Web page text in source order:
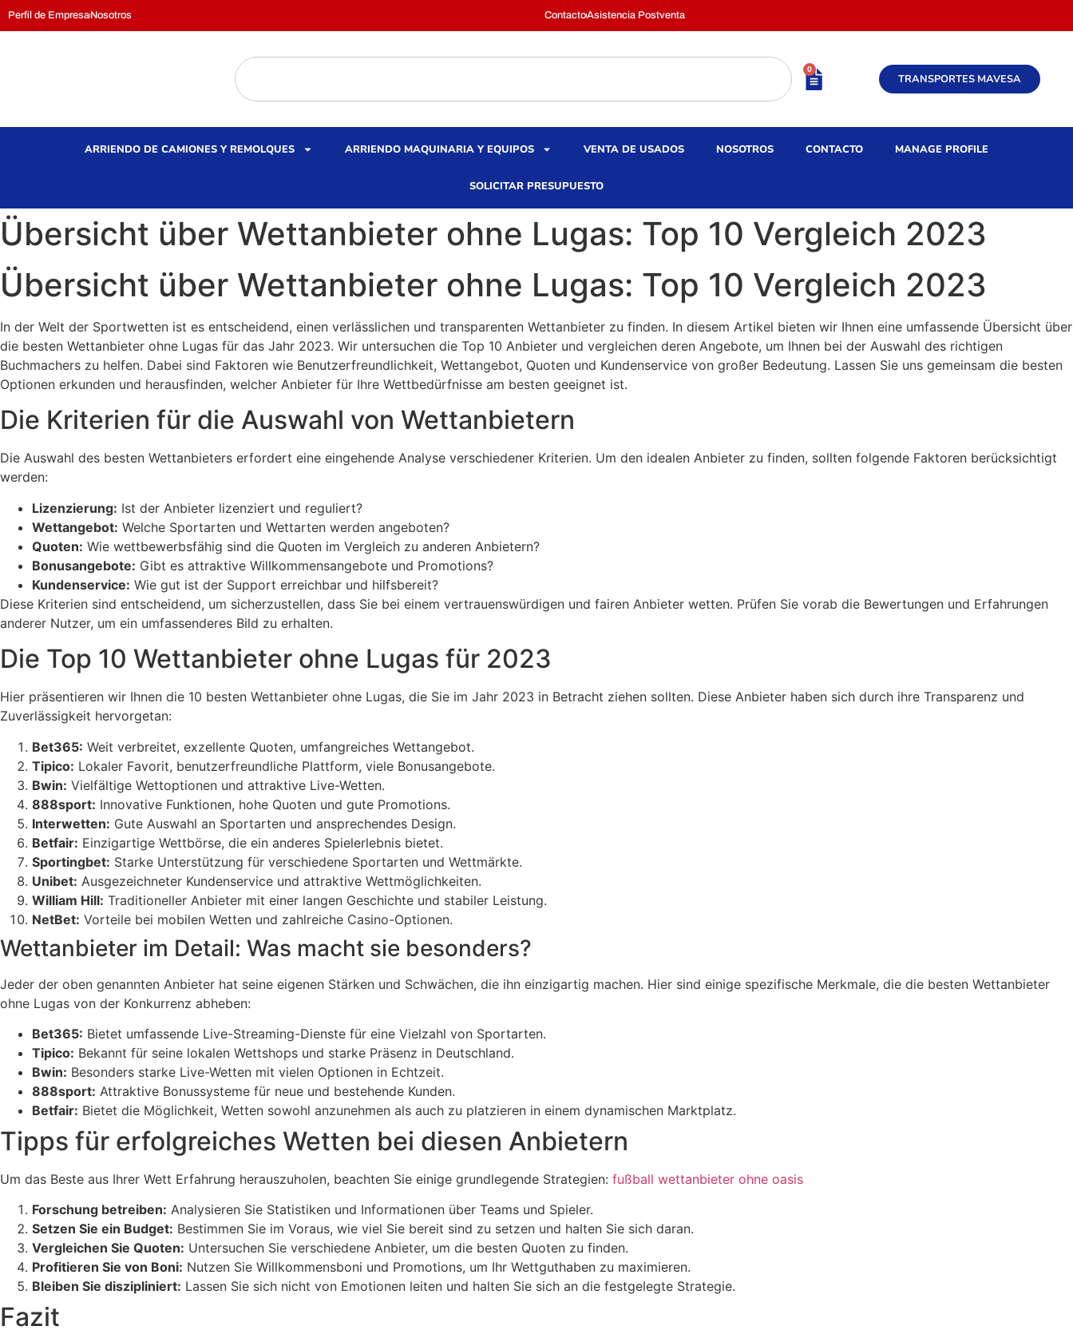
Perfil de EmpresaNosotros ContactoAsistencia Postventa
0
TRANSPORTES MAVESA
ARRIENDO DE CAMIONES Y REMOLQUES ARRIENDO MAQUINARIA Y EQUIPOS VENTA DE USADOS NOSOTROS CONTACTO MANAGE PROFILE
SOLICITAR PRESUPUESTO
Übersicht über Wettanbieter ohne Lugas: Top 10 Vergleich 2023
Übersicht über Wettanbieter ohne Lugas: Top 10 Vergleich 2023
In der Welt der Sportwetten ist es entscheidend, einen verlässlichen und transparenten Wettanbieter zu finden. In diesem Artikel bieten wir Ihnen eine umfassende Übersicht über
die besten Wettanbieter ohne Lugas für das Jahr 2023. Wir untersuchen die Top 10 Anbieter und vergleichen deren Angebote, um Ihnen bei der Auswahl des richtigen
Buchmachers zu helfen. Dabei sind Faktoren wie Benutzerfreundlichkeit, Wettangebot, Quoten und Kundenservice von großer Bedeutung. Lassen Sie uns gemeinsam die besten
Optionen erkunden und herausfinden, welcher Anbieter für Ihre Wettbedürfnisse am besten geeignet ist.
Die Kriterien für die Auswahl von Wettanbietern
Die Auswahl des besten Wettanbieters erfordert eine eingehende Analyse verschiedener Kriterien. Um den idealen Anbieter zu finden, sollten folgende Faktoren berücksichtigt
werden:
Lizenzierung: Ist der Anbieter lizenziert und reguliert?
Wettangebot: Welche Sportarten und Wettarten werden angeboten?
Quoten: Wie wettbewerbsfähig sind die Quoten im Vergleich zu anderen Anbietern?
Bonusangebote: Gibt es attraktive Willkommensangebote und Promotions?
Kundenservice: Wie gut ist der Support erreichbar und hilfsbereit?
Diese Kriterien sind entscheidend, um sicherzustellen, dass Sie bei einem vertrauenswürdigen und fairen Anbieter wetten. Prüfen Sie vorab die Bewertungen und Erfahrungen
anderer Nutzer, um ein umfassenderes Bild zu erhalten.
Die Top 10 Wettanbieter ohne Lugas für 2023
Hier präsentieren wir Ihnen die 10 besten Wettanbieter ohne Lugas, die Sie im Jahr 2023 in Betracht ziehen sollten. Diese Anbieter haben sich durch ihre Transparenz und
Zuverlässigkeit hervorgetan:
Bet365: Weit verbreitet, exzellente Quoten, umfangreiches Wettangebot.
Tipico: Lokaler Favorit, benutzerfreundliche Plattform, viele Bonusangebote.
Bwin: Vielfältige Wettoptionen und attraktive Live-Wetten.
888sport: Innovative Funktionen, hohe Quoten und gute Promotions.
Interwetten: Gute Auswahl an Sportarten und ansprechendes Design.
Betfair: Einzigartige Wettbörse, die ein anderes Spielerlebnis bietet.
Sportingbet: Starke Unterstützung für verschiedene Sportarten und Wettmärkte.
Unibet: Ausgezeichneter Kundenservice und attraktive Wettmöglichkeiten.
William Hill: Traditioneller Anbieter mit einer langen Geschichte und stabiler Leistung.
NetBet: Vorteile bei mobilen Wetten und zahlreiche Casino-Optionen.
Wettanbieter im Detail: Was macht sie besonders?
Jeder der oben genannten Anbieter hat seine eigenen Stärken und Schwächen, die ihn einzigartig machen. Hier sind einige spezifische Merkmale, die die besten Wettanbieter
ohne Lugas von der Konkurrenz abheben:
Bet365: Bietet umfassende Live-Streaming-Dienste für eine Vielzahl von Sportarten.
Tipico: Bekannt für seine lokalen Wettshops und starke Präsenz in Deutschland.
Bwin: Besonders starke Live-Wetten mit vielen Optionen in Echtzeit.
888sport: Attraktive Bonussysteme für neue und bestehende Kunden.
Betfair: Bietet die Möglichkeit, Wetten sowohl anzunehmen als auch zu platzieren in einem dynamischen Marktplatz.
Tipps für erfolgreiches Wetten bei diesen Anbietern
Um das Beste aus Ihrer Wett Erfahrung herauszuholen, beachten Sie einige grundlegende Strategien: fußball wettanbieter ohne oasis
Forschung betreiben: Analysieren Sie Statistiken und Informationen über Teams und Spieler.
Setzen Sie ein Budget: Bestimmen Sie im Voraus, wie viel Sie bereit sind zu setzen und halten Sie sich daran.
Vergleichen Sie Quoten: Untersuchen Sie verschiedene Anbieter, um die besten Quoten zu finden.
Profitieren Sie von Boni: Nutzen Sie Willkommensboni und Promotions, um Ihr Wettguthaben zu maximieren.
Bleiben Sie diszipliniert: Lassen Sie sich nicht von Emotionen leiten und halten Sie sich an die festgelegte Strategie.
Fazit